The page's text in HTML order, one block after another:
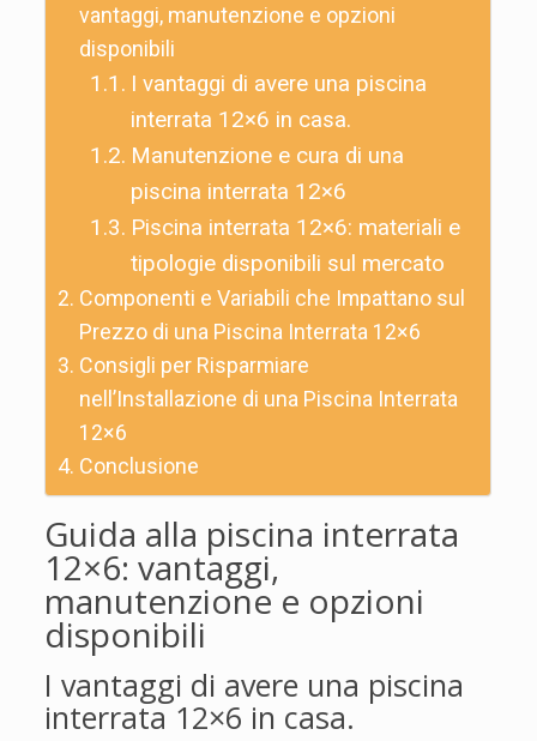
vantaggi, manutenzione e opzioni
disponibili
I vantaggi di avere una piscina
interrata 12×6 in casa.
Manutenzione e cura di una
piscina interrata 12×6
Piscina interrata 12×6: materiali e
tipologie disponibili sul mercato
Componenti e Variabili che Impattano sul
Prezzo di una Piscina Interrata 12×6
Consigli per Risparmiare
nell’Installazione di una Piscina Interrata
12×6
Conclusione
Guida alla piscina interrata
12×6: vantaggi,
manutenzione e opzioni
disponibili
I vantaggi di avere una piscina
interrata 12×6 in casa.